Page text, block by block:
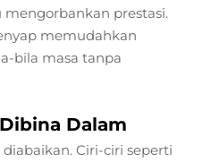
mengorbankan prestasi.
memudahkan
bila masa tanpa
Dalam
Ciri-ciri seperti